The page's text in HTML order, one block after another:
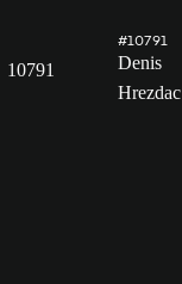
10791
#10791
Denis
Hrezdac